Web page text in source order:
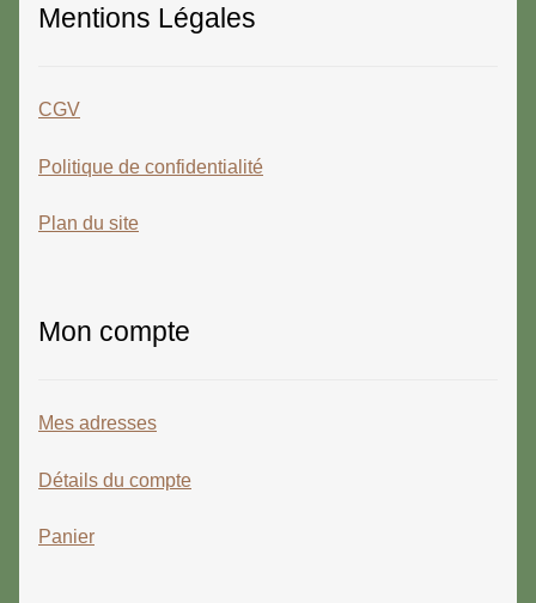
Mentions Légales
CGV
Politique de confidentialité
Plan du site
Mon compte
Mes adresses
Détails du compte
Panier